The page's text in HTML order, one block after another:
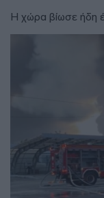
Η χώρα βίωσε ήδη